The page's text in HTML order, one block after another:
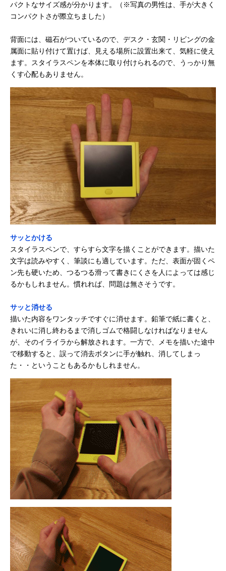
パクトなサイズ感が分かります。（※写真の男性は、手が大きく
コンパクトさが際立ちました）
背面には、磁石がついているので、デスク・玄関・リビングの金
属面に貼り付けて置けば、見える場所に設置出来て、気軽に使え
ます。スタイラスペンを本体に取り付けられるので、うっかり無
くす心配もありません。
サッとかける
スタイラスペンで、すらすら文字を描くことができます。描いた
文字は読みやすく、筆談にも適しています。ただ、表面が固くペ
ン先も硬いため、つるつる滑って書きにくさを人によっては感じ
るかもしれません。慣れれば、問題は無さそうです。
サッと消せる
描いた内容をワンタッチですぐに消せます。鉛筆で紙に書くと、
きれいに消し終わるまで消しゴムで格闘しなければなりません
が、そのイライラから解放されます。一方で、メモを描いた途中
で移動すると、誤って消去ボタンに手が触れ、消してしまっ
た・・ということもあるかもしれません。